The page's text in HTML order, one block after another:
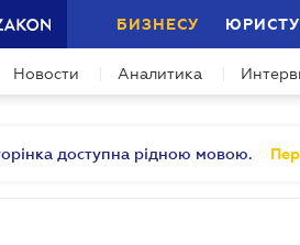
БИЗНЕСУ ЮРИСТУ
Новости Аналитика
доступна рідною мовою.